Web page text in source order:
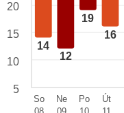
14
12
19
16
20
15
10
5
So
Ne
Po
Út